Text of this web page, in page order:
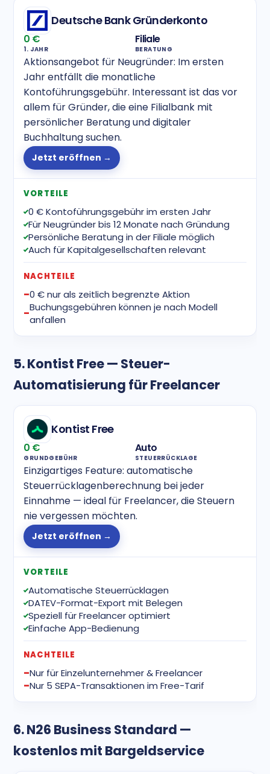
Deutsche Bank Gründerkonto
0 €
1. JAHR
Filiale
BERATUNG
Aktionsangebot für Neugründer: Im ersten
Jahr entfällt die monatliche
Kontoführungsgebühr. Interessant ist das vor
allem für Gründer, die eine Filialbank mit
persönlicher Beratung und digitaler
Buchhaltung suchen.
Jetzt eröffnen →
VORTEILE
0 € Kontoführungsgebühr im ersten Jahr
Für Neugründer bis 12 Monate nach Gründung
Persönliche Beratung in der Filiale möglich
Auch für Kapitalgesellschaften relevant
NACHTEILE
0 € nur als zeitlich begrenzte Aktion
Buchungsgebühren können je nach Modell
anfallen
5. Kontist Free — Steuer-
Automatisierung für Freelancer
Kontist Free
0 €
GRUNDGEBÜHR
Auto
STEUERRÜCKLAGE
Einzigartiges Feature: automatische
Steuerrücklagenberechnung bei jeder
Einnahme — ideal für Freelancer, die Steuern
nie vergessen möchten.
Jetzt eröffnen →
VORTEILE
Automatische Steuerrücklagen
DATEV-Format-Export mit Belegen
Speziell für Freelancer optimiert
Einfache App-Bedienung
NACHTEILE
Nur für Einzelunternehmer & Freelancer
Nur 5 SEPA-Transaktionen im Free-Tarif
6. N26 Business Standard —
kostenlos mit Bargeldservice